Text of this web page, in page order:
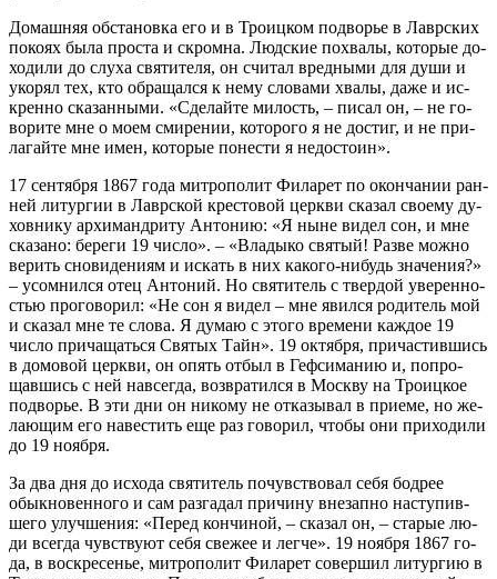
До­маш­няя об­ста­нов­ка его и в Тро­иц­ком по­дво­рье в Лавр­ских
по­ко­ях бы­ла про­ста и скром­на. Люд­ские по­хва­лы, ко­то­рые до­
хо­ди­ли до слу­ха свя­ти­те­ля, он счи­тал вред­ны­ми для ду­ши и
уко­рял тех, кто об­ра­щал­ся к нему сло­ва­ми хва­лы, да­же и ис­
крен­но ска­зан­ны­ми. «Сде­лай­те ми­лость, – пи­сал он, – не го­
во­ри­те мне о мо­ем сми­ре­нии, ко­то­ро­го я не до­стиг, и не при­
ла­гай­те мне имен, ко­то­рые по­не­сти я недо­сто­ин».
17 сен­тяб­ря 1867 го­да мит­ро­по­лит Фила­рет по окон­ча­нии ран­
ней ли­тур­гии в Лавр­ской кре­сто­вой церк­ви ска­зал сво­е­му ду­
хов­ни­ку ар­хи­манд­ри­ту Ан­то­нию: «Я ныне ви­дел сон, и мне
ска­за­но: бе­ре­ги 19 чис­ло». – «Вла­ды­ко свя­тый! Раз­ве мож­но
ве­рить сно­ви­де­ни­ям и ис­кать в них ка­ко­го-ни­будь зна­че­ния?»
– усо­мнил­ся отец Ан­то­ний. Но свя­ти­тель с твер­дой уве­рен­но­
стью про­го­во­рил: «Не сон я ви­дел – мне явил­ся ро­ди­тель мой
и ска­зал мне те сло­ва. Я ду­маю с это­го вре­ме­ни каж­дое 19
чис­ло при­ча­щать­ся Свя­тых Тайн». 19 ок­тяб­ря, при­ча­стив­шись
в до­мо­вой церк­ви, он опять от­был в Геф­си­ма­нию и, по­про­
щав­шись с ней на­все­гда, воз­вра­тил­ся в Моск­ву на Тро­иц­кое
по­дво­рье. В эти дни он ни­ко­му не от­ка­зы­вал в при­е­ме, но же­
ла­ю­щим его на­ве­стить еще раз го­во­рил, чтобы они при­хо­ди­ли
до 19 но­яб­ря.
За два дня до ис­хо­да свя­ти­тель по­чув­ство­вал се­бя бод­рее
обык­но­вен­но­го и сам раз­га­дал при­чи­ну вне­зап­но на­сту­пив­
ше­го улуч­ше­ния: «Пе­ред кон­чи­ной, – ска­зал он, – ста­рые лю­
ди все­гда чув­ству­ют се­бя све­жее и лег­че». 19 но­яб­ря 1867 го­
да, в вос­кре­се­нье, мит­ро­по­лит Фила­рет со­вер­шил ли­тур­гию в